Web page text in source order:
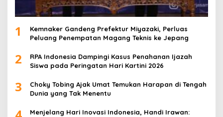
1
Kemnaker Gandeng Prefektur Miyazaki, Perluas
Peluang Penempatan Magang Teknis ke Jepang
2
RPA Indonesia Dampingi Kasus Penahanan Ijazah
Siswa pada Peringatan Hari Kartini 2026
3
Choky Tobing Ajak Umat Temukan Harapan di Tengah
Dunia yang Tak Menentu
Menjelang Hari Inovasi Indonesia, Handi Irawan: